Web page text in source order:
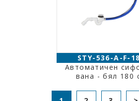
STY-536-A-F-
Автоматичен
вана - бял 180